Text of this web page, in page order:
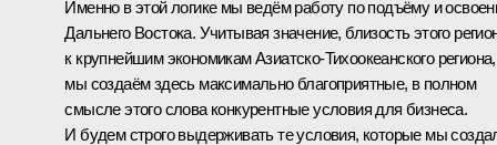
Именно в этой логике мы ведём работу по подъёму и
Дальнего Востока. Учитывая значение, близость этого
к крупнейшим экономикам Азиатско-Тихоокеанского региона,
мы создаём здесь максимально благоприятные, в полном
смысле этого слова конкурентные условия для бизнеса.
И будем строго выдерживать те условия, которые мы